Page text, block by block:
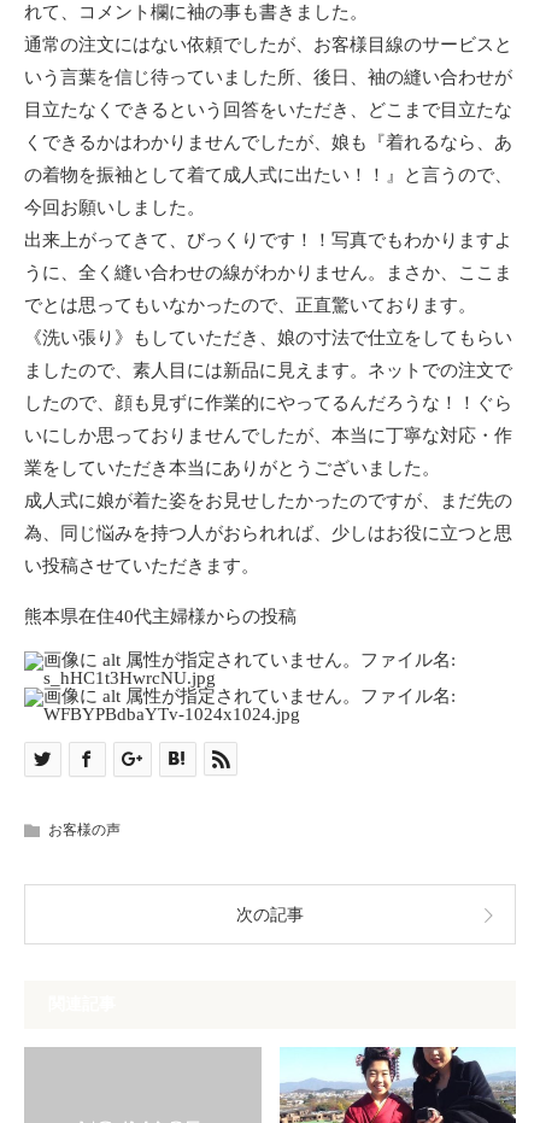
れて、コメント欄に袖の事も書きました。
通常の注文にはない依頼でしたが、お客様目線のサービスと
いう言葉を信じ待っていました所、後日、袖の縫い合わせが
目立たなくできるという回答をいただき、どこまで目立たな
くできるかはわかりませんでしたが、娘も『着れるなら、あ
の着物を振袖として着て成人式に出たい！！』と言うので、
今回お願いしました。
出来上がってきて、びっくりです！！写真でもわかりますよ
うに、全く縫い合わせの線がわかりません。まさか、ここま
でとは思ってもいなかったので、正直驚いております。
《洗い張り》もしていただき、娘の寸法で仕立をしてもらい
ましたので、素人目には新品に見えます。ネットでの注文で
したので、顔も見ずに作業的にやってるんだろうな！！ぐら
いにしか思っておりませんでしたが、本当に丁寧な対応・作
業をしていただき本当にありがとうございました。
成人式に娘が着た姿をお見せしたかったのですが、まだ先の
為、同じ悩みを持つ人がおられれば、少しはお役に立つと思
い投稿させていただきます。
熊本県在住40代主婦様からの投稿
お客様の声
次の記事